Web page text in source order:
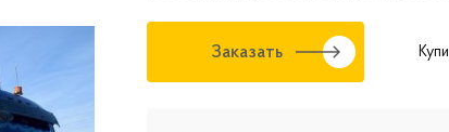
Заказать